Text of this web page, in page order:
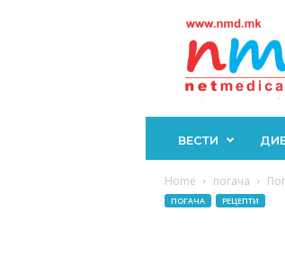
ВЕСТИ
Home погача
ПОГАЧА РЕЦЕПТИ